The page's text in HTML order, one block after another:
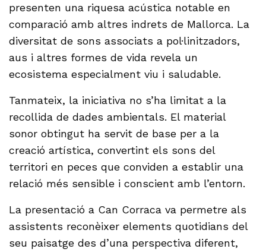
presenten una riquesa acústica notable en
comparació amb altres indrets de Mallorca. La
diversitat de sons associats a pol·linitzadors,
aus i altres formes de vida revela un
ecosistema especialment viu i saludable.
Tanmateix, la iniciativa no s’ha limitat a la
recollida de dades ambientals. El material
sonor obtingut ha servit de base per a la
creació artística, convertint els sons del
territori en peces que conviden a establir una
relació més sensible i conscient amb l’entorn.
La presentació a Can Corraca va permetre als
assistents reconèixer elements quotidians del
seu paisatge des d’una perspectiva diferent,